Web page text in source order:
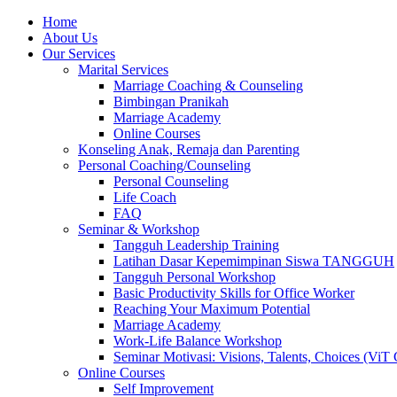
Skip
content
Home
About Us
Our Services
Marital Services
Marriage Coaching & Counseling
Bimbingan Pranikah
Marriage Academy
Online Courses
Konseling Anak, Remaja dan Parenting
Personal Coaching/Counseling
Personal Counseling
Life Coach
FAQ
Seminar & Workshop
Tangguh Leadership Training
Latihan Dasar Kepemimpinan Siswa TANGGUH
Tangguh Personal Workshop
Basic Productivity Skills for Office Worker
Reaching Your Maximum Potential
Marriage Academy
Work-Life Balance Workshop
Seminar Motivasi: Visions, Talents, Choices (ViT
Online Courses
Self Improvement